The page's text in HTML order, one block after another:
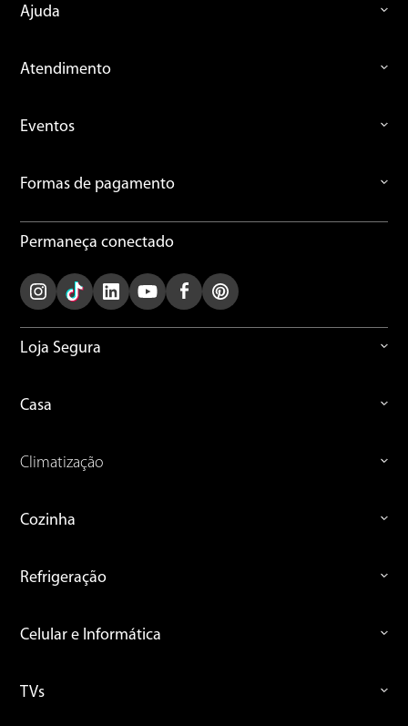
Ajuda
Atendimento
Eventos
Formas de pagamento
Permaneça conectado
Loja Segura
Casa
Climatização
Cozinha
Refrigeração
Celular e Informática
TVs